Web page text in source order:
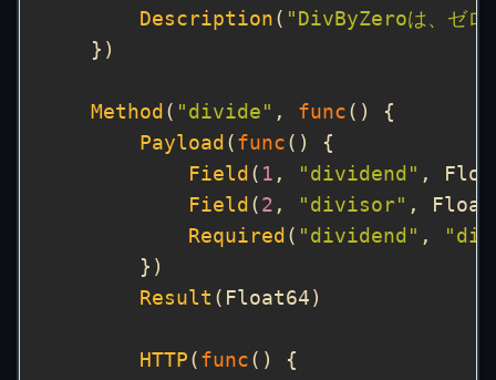
Description ( "DivByZeroは、ゼロ
Method ( "divide" , func
Payload ( func
Field ( 1 , "dividend" ,
Field ( 2 , "divisor" ,
Required ( "dividend" ,
Result
HTTP ( func